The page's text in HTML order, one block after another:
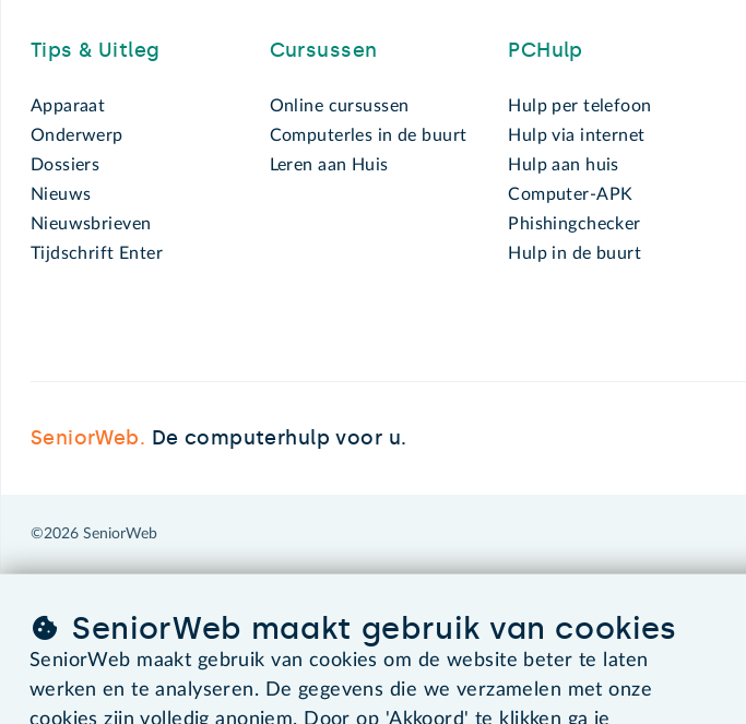
Tips & Uitleg
Apparaat
Onderwerp
Dossiers
Nieuws
Nieuwsbrieven
Tijdschrift Enter
Cursussen
Online cursussen
Computerles in de buurt
Leren aan Huis
PCHulp
Hulp per telefoon
Hulp via internet
Hulp aan huis
Computer-APK
Phishingchecker
Hulp in de buurt
SeniorWeb. De computerhulp voor u.
©2026 SeniorWeb
SeniorWeb maakt gebruik van cookies
SeniorWeb maakt gebruik van cookies om de website beter te laten
werken en te analyseren. De gegevens die we verzamelen met onze
cookies zijn volledig anoniem. Door op 'Akkoord' te klikken ga je